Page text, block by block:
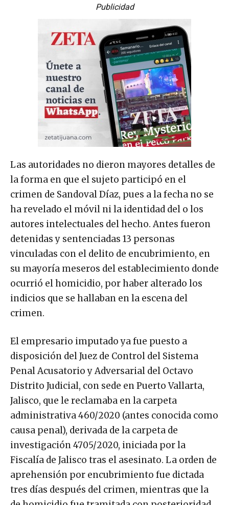
Publicidad
Las autoridades no dieron mayores detalles de
la forma en que el sujeto participó en el
crimen de Sandoval Díaz, pues a la fecha no se
ha revelado el móvil ni la identidad del o los
autores intelectuales del hecho. Antes fueron
detenidas y sentenciadas 13 personas
vinculadas con el delito de encubrimiento, en
su mayoría meseros del establecimiento donde
ocurrió el homicidio, por haber alterado los
indicios que se hallaban en la escena del
crimen.
El empresario imputado ya fue puesto a
disposición del Juez de Control del Sistema
Penal Acusatorio y Adversarial del Octavo
Distrito Judicial, con sede en Puerto Vallarta,
Jalisco, que le reclamaba en la carpeta
administrativa 460/2020 (antes conocida como
causa penal), derivada de la carpeta de
investigación 4705/2020, iniciada por la
Fiscalía de Jalisco tras el asesinato. La orden de
aprehensión por encubrimiento fue dictada
tres días después del crimen, mientras que la